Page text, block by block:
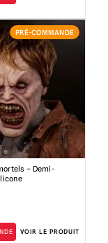
PRÉ-COMMANDE
– Demi-
VOIR LE PRODUIT